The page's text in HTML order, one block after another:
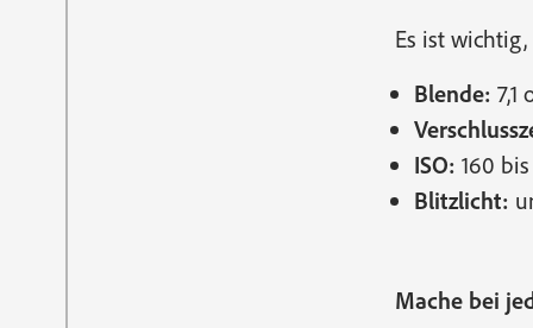
Es ist
Blende: 7,1
ISO: 160
Blitzlicht:
Mache bei